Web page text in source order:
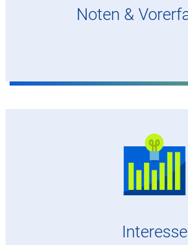
Noten &
Interesse
Interesse an